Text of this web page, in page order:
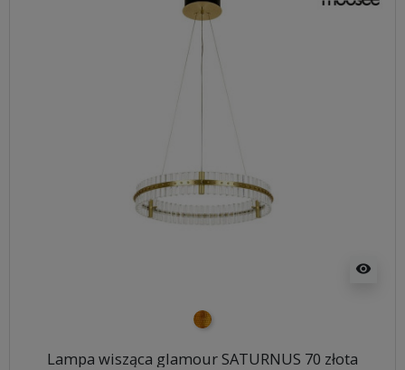
visibility
złoty
Lampa wisząca glamour SATURNUS 70 złota